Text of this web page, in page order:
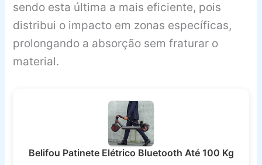
sendo esta última a mais eficiente, pois
distribui o impacto em zonas específicas,
prolongando a absorção sem fraturar o
material.
Belifou Patinete Elétrico Bluetooth Até 100 Kg